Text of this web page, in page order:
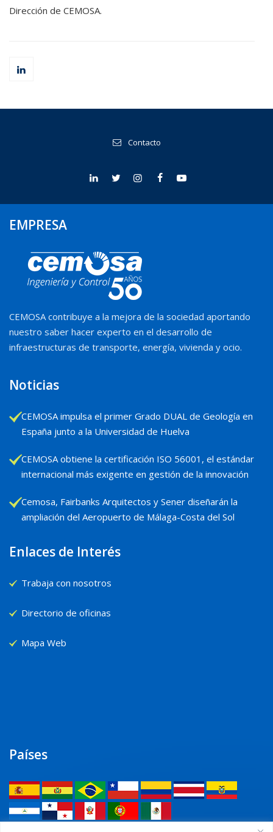
Dirección de CEMOSA.
Contacto
EMPRESA
CEMOSA contribuye a la mejora de la sociedad aportando
nuestro saber hacer experto en el desarrollo de
infraestructuras de transporte, energía, vivienda y ocio.
Noticias
CEMOSA impulsa el primer Grado DUAL de Geología en
España junto a la Universidad de Huelva
CEMOSA obtiene la certificación ISO 56001, el estándar
internacional más exigente en gestión de la innovación
Cemosa, Fairbanks Arquitectos y Sener diseñarán la
ampliación del Aeropuerto de Málaga-Costa del Sol
Enlaces de Interés
Trabaja con nosotros
Directorio de oficinas
Mapa Web
Países